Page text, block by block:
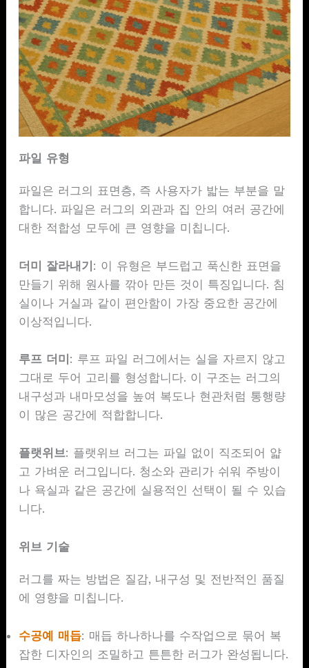
파일 유형
파일은 러그의 표면층, 즉 사용자가 밟는 부분을 말
합니다. 파일은 러그의 외관과 집 안의 여러 공간에
대한 적합성 모두에 큰 영향을 미칩니다.
더미 잘라내기: 이 유형은 부드럽고 푹신한 표면을
만들기 위해 원사를 깎아 만든 것이 특징입니다. 침
실이나 거실과 같이 편안함이 가장 중요한 공간에
이상적입니다.
루프 더미 : 루프 파일 러그에서는 실을 자르지 않고
그대로 두어 고리를 형성합니다. 이 구조는 러그의
내구성과 내마모성을 높여 복도나 현관처럼 통행량
이 많은 공간에 적합합니다.
플랫위브: 플랫위브 러그는 파일 없이 직조되어 얇
고 가벼운 러그입니다. 청소와 관리가 쉬워 주방이
나 욕실과 같은 공간에 실용적인 선택이 될 수 있습
니다.
위브 기술
러그를 짜는 방법은 질감, 내구성 및 전반적인 품질
에 영향을 미칩니다.
수공예 매듭: 매듭 하나하나를 수작업으로 묶어 복
잡한 디자인의 조밀하고 튼튼한 러그가 완성됩니다.